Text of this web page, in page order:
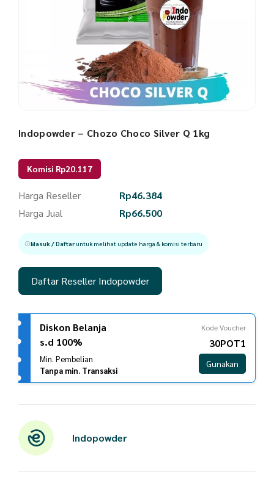
Indopowder – Chozo Choco Silver Q 1kg
Komisi Rp20.117
Harga Reseller Rp46.384
Harga Jual
Rp66.500
Masuk / Daftaruntuk melihat update harga & komisi terbaru
Daftar Reseller Indopowder
Diskon Belanja
s.d 100%
Min. Pembelian
Tanpa min. Transaksi
Kode Voucher
30POT1
Gunakan
Indopowder